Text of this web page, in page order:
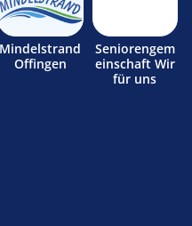
Mindelstrand
Offingen
Seniorengem
einschaft Wir
für uns